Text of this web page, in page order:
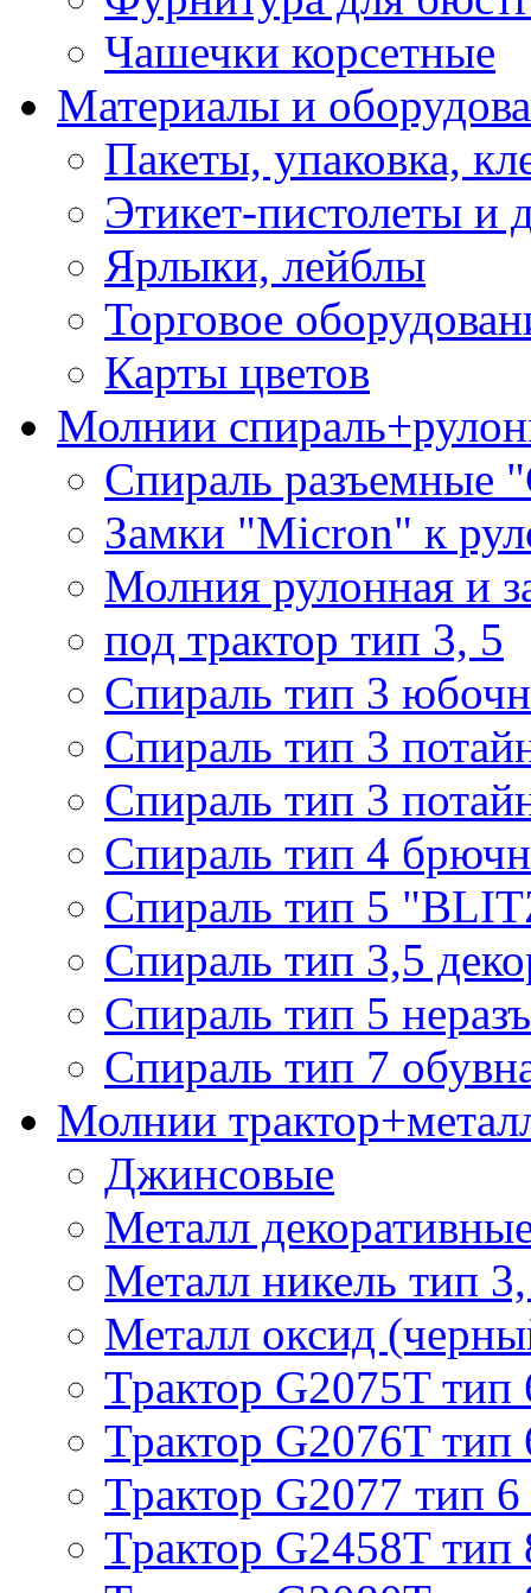
Чашечки корсетные
Материалы и
Пакеты, упаковка,
Этикет-пистолеты и
Ярлыки, лейблы
Торговое
Карты цветов
Молнии
Спираль разъемные
Замки "Micron" к
Молния рулонная и
под трактор тип 3, 5
Спираль тип 3
Спираль тип 3
Спираль тип 3
Спираль тип 4
Спираль тип 5
Спираль тип 3,5
Спираль тип 5
Спираль тип 7
Молнии
Джинсовые
Металл
Металл никель тип
Металл оксид
Трактор G2075T тип
Трактор G2076T тип
Трактор G2077 тип 6
Трактор G2458T тип